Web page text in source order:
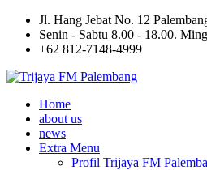
Jl. Hang Jebat No. 12
Senin - Sabtu 8.00 - 18.00.
+62 812-7148-4999
Home
about us
news
Extra Menu
Profil Trijaya FM